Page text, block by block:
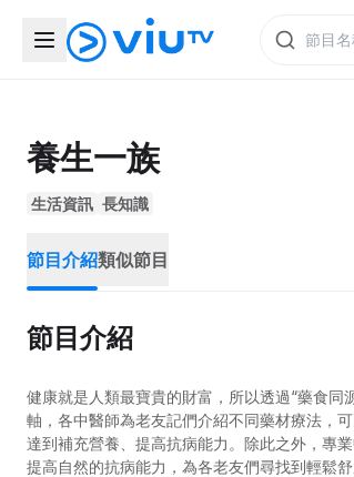
養生一族
生活資訊 長知識
節目介紹類似節目
節目介紹
健康就是人類最寶貴的財富，所以透過“藥食
軸，各中醫師為老友記們介紹不同藥材療法，
達到補充營養、提高抗病能力。除此之外，專
提高自然的抗病能力，為各老友們尋找到輕鬆舒